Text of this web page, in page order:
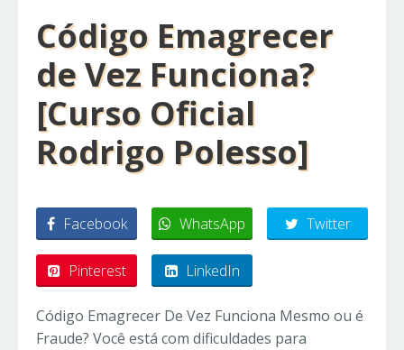
Código Emagrecer
de Vez Funciona?
[Curso Oficial
Rodrigo Polesso]
Facebook WhatsApp Twitter
Pinterest LinkedIn
Código Emagrecer De Vez Funciona Mesmo ou é
Fraude? Você está com dificuldades para